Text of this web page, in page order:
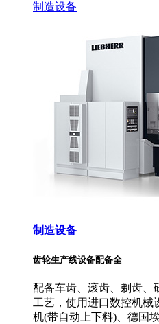
制造设备
制造设备
齿轮生产线设备配备全
配备车齿、滚齿、剃齿、
工艺，使用进口数控机械
机(带自动上下料)、德国